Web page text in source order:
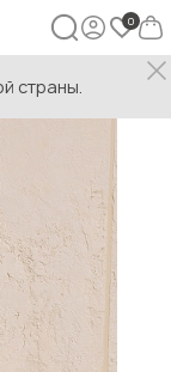
страны.